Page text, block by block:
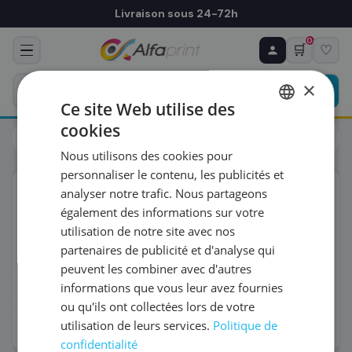
Livraison sous 24-72h
🛒
0
♡
Toutes les imprimantes
♻ COMMANDE RÉCURRENTE
Prévoyez & économisez
Programmez votre prochain achat — notre équipe
vous prépare un devis personnalisé
RÉFÉRENCE DU PRODUIT
FRÉQUENCE
QUANTITÉ PAR LIVRAISON
DATE DE PREMIÈRE LIVRAISON SOUHAITÉE
×
Ce site Web utilise des
cookies
Nous utilisons des cookies pour
personnaliser le contenu, les publicités et
analyser notre trafic. Nous partageons
également des informations sur votre
utilisation de notre site avec nos
partenaires de publicité et d'analyse qui
peuvent les combiner avec d'autres
informations que vous leur avez fournies
ou qu'ils ont collectées lors de votre
utilisation de leurs services. Politique de
confidentialité